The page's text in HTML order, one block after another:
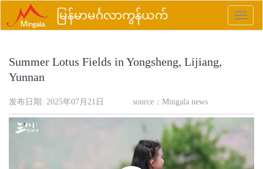
Toggle
မြန်မာမင်္ဂလာကွန်ယက်
Summer Lotus Fields in Yongsheng, Lijiang,
Yunnan
发布日期: 2025年07月21日 source： Mingala news